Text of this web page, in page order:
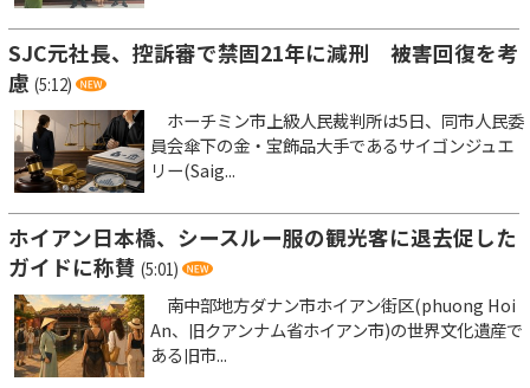
SJC元社長、控訴審で禁固21年に減刑 被害回復を考
慮 (5:12)
ホーチミン市上級人民裁判所は5日、同市人民委
員会傘下の金・宝飾品大手であるサイゴンジュエ
リー(Saig...
ホイアン日本橋、シースルー服の観光客に退去促した
ガイドに称賛 (5:01)
南中部地方ダナン市ホイアン街区(phuong Hoi
An、旧クアンナム省ホイアン市)の世界文化遺産で
ある旧市...